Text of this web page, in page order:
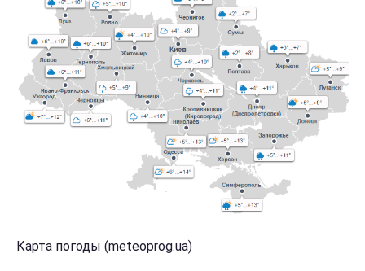
Карта погоды (meteoprog.ua)